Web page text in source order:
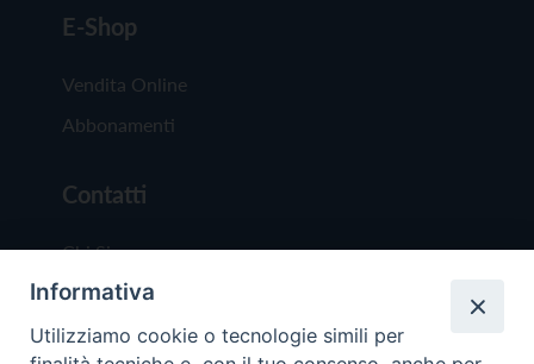
E-Shop
Vendita Online
Abbonamenti
Contatti
Chi Siamo
Redazione
Scrivici
Informativa
Utilizziamo cookie o tecnologie simili per